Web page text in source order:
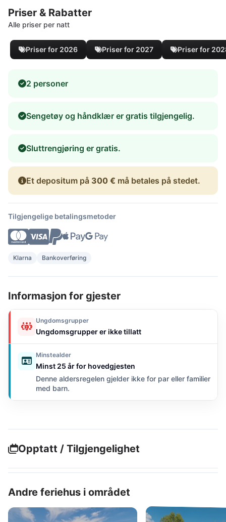
Priser & Rabatter
Alle priser per natt
Priser for 2026 Priser for 2027 Priser for
2 personer
Sengetøy og håndklær er gratis tilgjengelig.
Sluttrengjøring er gratis.
Et depositum på 300 € må betales på stedet.
Tilgjengelige betalingsmetoder
Klarna Bankoverføring
Informasjon for gjester
Ungdomsgrupper
Ungdomsgrupper er ikke tillatt
Minstealder
Minst 25 år for hovedgjesten
Denne aldersregelen gjelder ikke for par eller familier
med barn.
Opptatt / Tilgjengelighet
Andre feriehus i området